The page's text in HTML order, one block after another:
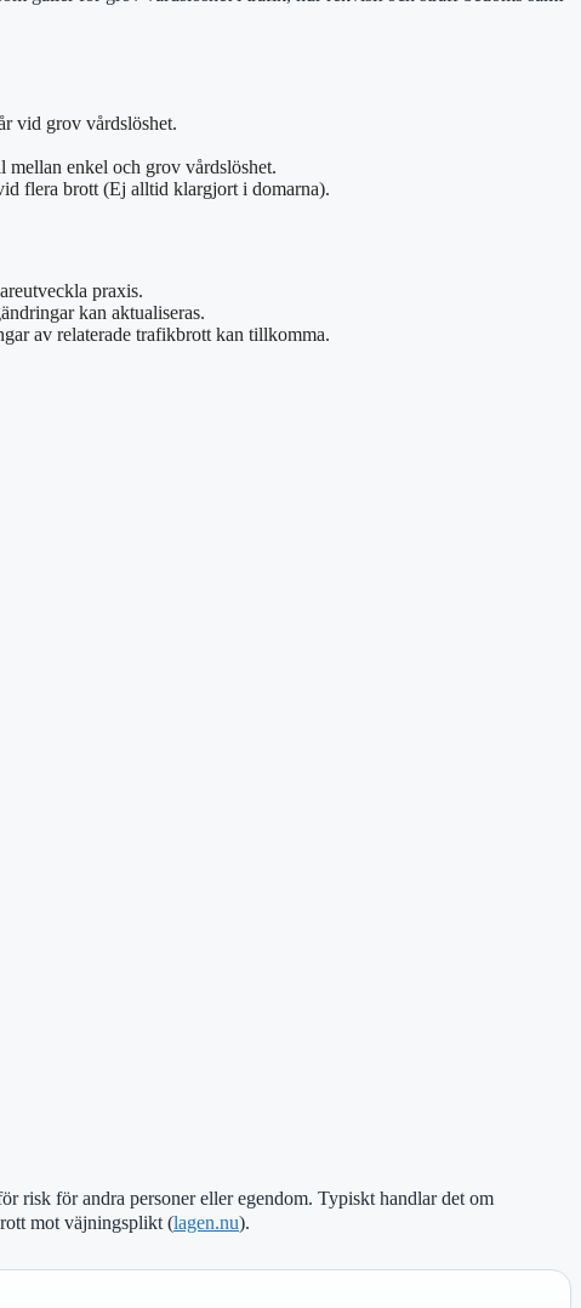
vid grov vårdslöshet.
mellan enkel och grov vårdslöshet.
flera brott (Ej alltid klargjort i domarna).
praxis.
kan aktualiseras.
av relaterade trafikbrott kan tillkomma.
risk för andra personer eller egendom. Typiskt handlar det om
mot väjningsplikt (lagen.nu).